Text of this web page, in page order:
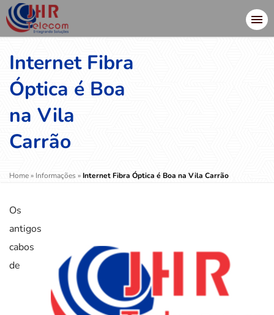
Internet Fibra
Óptica é Boa
na Vila
Carrão
Home» Informações» Internet Fibra Óptica é Boa na Vila Carrão
Os
antigos
cabos
de